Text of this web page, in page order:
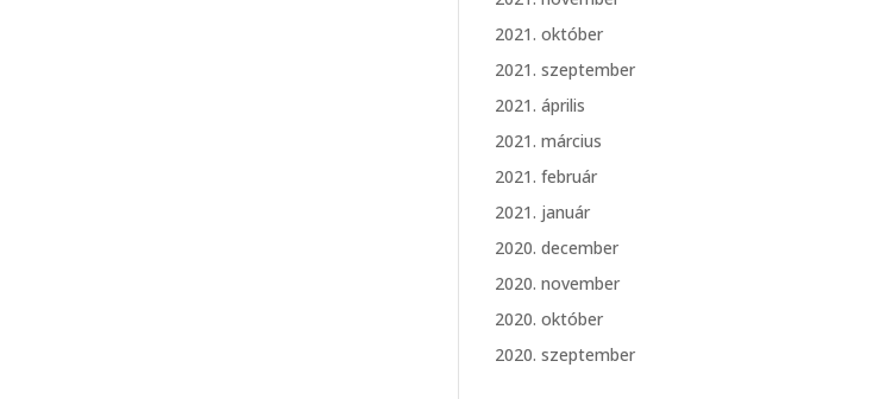
2021. október
2021. szeptember
2021. április
2021. március
2021. február
2021. január
2020. december
2020. november
2020. október
2020. szeptember